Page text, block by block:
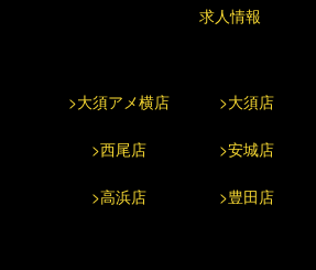
求人情報
>大須アメ横店 >大須店
>西尾店 >安城店
>高浜店 >豊田店